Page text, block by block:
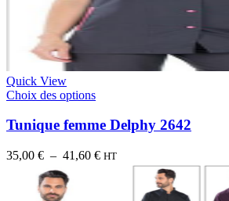
Quick View
Choix des options
Tunique femme Delphy 2642
35,00 € – 41,60 €Plage
HT